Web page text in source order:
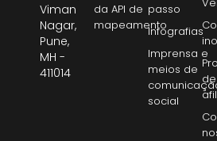
Viman
Nagar,
Pune,
MH -
411014
da API de
mapeamento
passo
Infografias
Imprensa e
meios de
social
de